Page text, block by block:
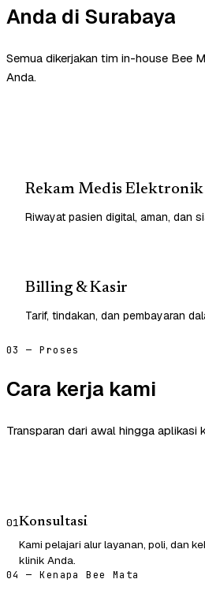
Anda di Surabaya
Semua dikerjakan tim in-house Bee
Anda.
Rekam Medis Elektronik
Riwayat pasien digital, aman, dan
Billing & Kasir
Tarif, tindakan, dan pembayaran
03 — Proses
Cara kerja kami
Transparan dari awal hingga aplikasi
01Konsultasi
Kami pelajari alur layanan, poli, dan
klinik Anda.
04 — Kenapa Bee Mata